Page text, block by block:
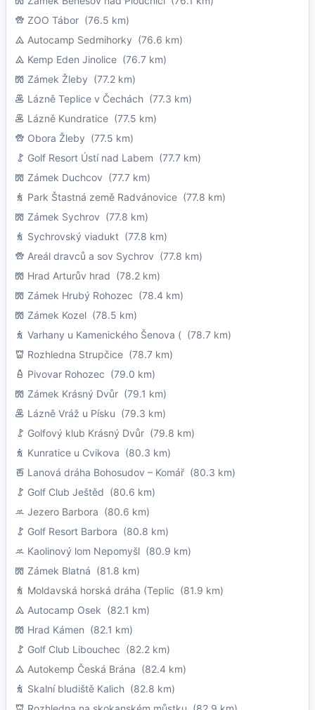
ZOO Tábor (76.5 km)
Autocamp Sedmihorky (76.6 km)
Kemp Eden Jinolice (76.7 km)
Zámek Žleby (77.2 km)
Lázně Teplice v Čechách (77.3 km)
Lázně Kundratice (77.5 km)
Obora Žleby (77.5 km)
Golf Resort Ústí nad Labem (77.7 km)
Zámek Duchcov (77.7 km)
Park Štastná země Radvánovice (77.8 km)
Zámek Sychrov (77.8 km)
Sychrovský viadukt (77.8 km)
Areál dravců a sov Sychrov (77.8 km)
Hrad Arturův hrad (78.2 km)
Zámek Hrubý Rohozec (78.4 km)
Zámek Kozel (78.5 km)
Varhany u Kamenického Šenova ( (78.7 km)
Rozhledna Strupčice (78.7 km)
Pivovar Rohozec (79.0 km)
Zámek Krásný Dvůr (79.1 km)
Lázně Vráž u Písku (79.3 km)
Golfový klub Krásný Dvůr (79.8 km)
Kunratice u Cvikova (80.3 km)
Lanová dráha Bohosudov – Komář (80.3 km)
Golf Club Ještěd (80.6 km)
Jezero Barbora (80.6 km)
Golf Resort Barbora (80.8 km)
Kaolinový lom Nepomyšl (80.9 km)
Zámek Blatná (81.8 km)
Moldavská horská dráha (Teplic (81.9 km)
Autocamp Osek (82.1 km)
Hrad Kámen (82.1 km)
Golf Club Libouchec (82.2 km)
Autokemp Česká Brána (82.4 km)
Skalní bludiště Kalich (82.8 km)